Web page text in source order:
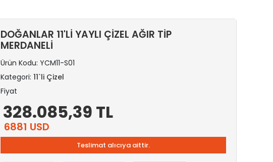
DOĞANLAR 11'Lİ YAYLI ÇİZEL AĞIR TİP
MERDANELİ
Ürün Kodu: YCM11-S01
Kategori: 11`li Çizel
Fiyat
328.085,39 TL
6881 USD
Teslimat alıcıya aittir.